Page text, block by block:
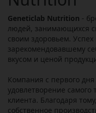
Geneticlab Nutrition -
людей, занимающихся
своим здоровьем.
зарекомендовавшему
вкусом и ценой
Компания с первого
удовлетворение самого
клиента. Благодаря
собственное